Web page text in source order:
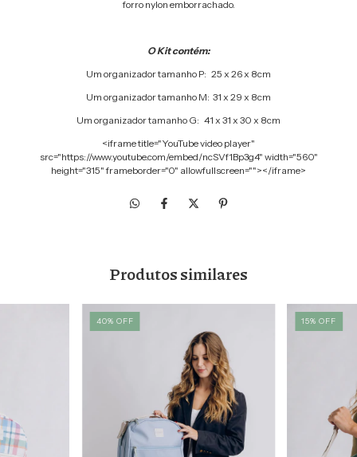
forro nylon emborrachado.
O Kit contém:
Um organizador tamanho P: 25 x 26 x 8cm
Um organizador tamanho M: 31 x 29 x 8cm
Um organizador tamanho G: 41 x 31 x 30 x 8cm
<iframe title="YouTube video player"
src="https://www.youtube.com/embed/ncSVf1Bp3g4" width="560"
height="315" frameborder="0" allowfullscreen=""></iframe>
Produtos similares
40% OFF 15%OFF